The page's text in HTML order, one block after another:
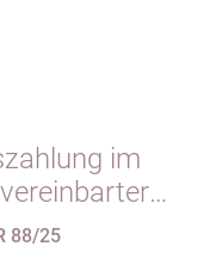
im
88/25